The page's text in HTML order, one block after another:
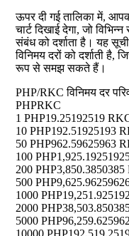
ऊपर दी गई तालिका में,
चार्ट दिखाई देगा, जो
संबंध को दर्शाता है। यह
विनिमय दरों को दर्शाती
रूप से समझ सकते हैं।
PHP/RKC विनिमय दर
PHPRKC
1 PHP19.25192519
10 PHP192.51925193
50 PHP962.59625963
100 PHP
200 PHP3,850.3850385
500 PHP
1000 PHP
2000 PHP
5000 PHP